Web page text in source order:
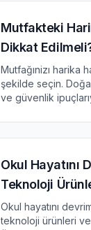
Mutfakteki
Dikkat
Mutfağınizı harika
şekilde seçin.
ve güvenlik
Okul Hayatını
Teknoloji
Okul hayatını
teknoloji ürünleri